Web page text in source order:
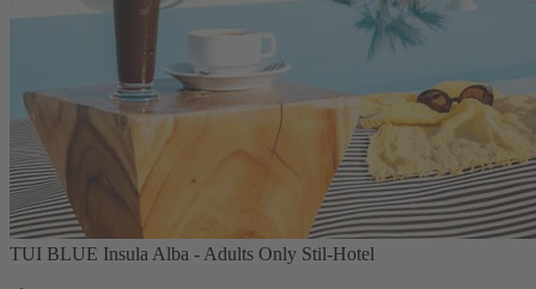
TUI BLUE Insula Alba - Adults Only Stil-Hotel